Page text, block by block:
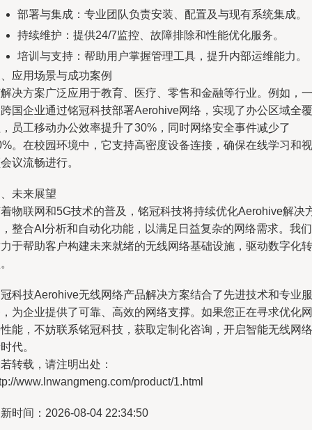
部署与集成：专业团队负责安装、配置及与现有系统集成。
持续维护：提供24/7监控、故障排除和性能优化服务。
培训与支持：帮助用户掌握管理工具，提升内部运维能力。
应用场景与成功案例
决方案广泛应用于教育、医疗、零售和金融等行业。例如，一
国企业通过铭冠科技部署Aerohive网络，实现了办公区域全覆
员工移动办公效率提升了30%，同时网络安全事件减少了
。在校园环境中，它支持高密度设备连接，确保在线学习和视
议流畅进行。
未来展望
物联网和5G技术的普及，铭冠科技将持续优化Aerohive解决
整合AI分析和自动化功能，以满足日益复杂的网络需求。我们
于帮助客户构建未来就绪的无线网络基础设施，驱动数字化转
科技Aerohive无线网络产品解决方案结合了先进技术和专业服
为企业提供了可靠、高效的网络支撑。如果您正在寻求优化网
能，不妨联系铭冠科技，获取定制化咨询，开启智能无线网络
代。
转载，请注明出处：
www.lnwangmeng.com/product/1.html
时间：2026-08-04 22:34:50